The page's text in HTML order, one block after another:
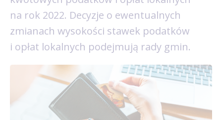
na rok 2022. Decyzje o ewentualnych
zmianach wysokości stawek podatków
i opłat lokalnych podejmują rady gmin.